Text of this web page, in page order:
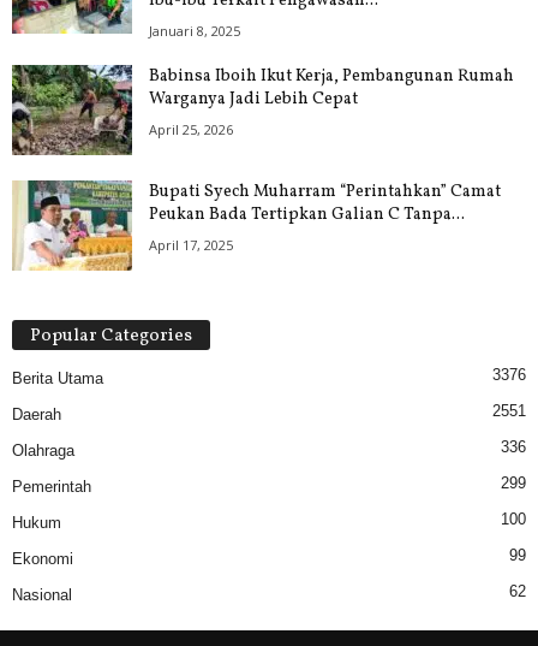
Januari 8, 2025
Babinsa Iboih Ikut Kerja, Pembangunan Rumah
Warganya Jadi Lebih Cepat
April 25, 2026
Bupati Syech Muharram “Perintahkan” Camat
Peukan Bada Tertipkan Galian C Tanpa...
April 17, 2025
Popular Categories
Berita Utama 3376
Daerah 2551
Olahraga 336
Pemerintah 299
Hukum 100
Ekonomi 99
Nasional 62